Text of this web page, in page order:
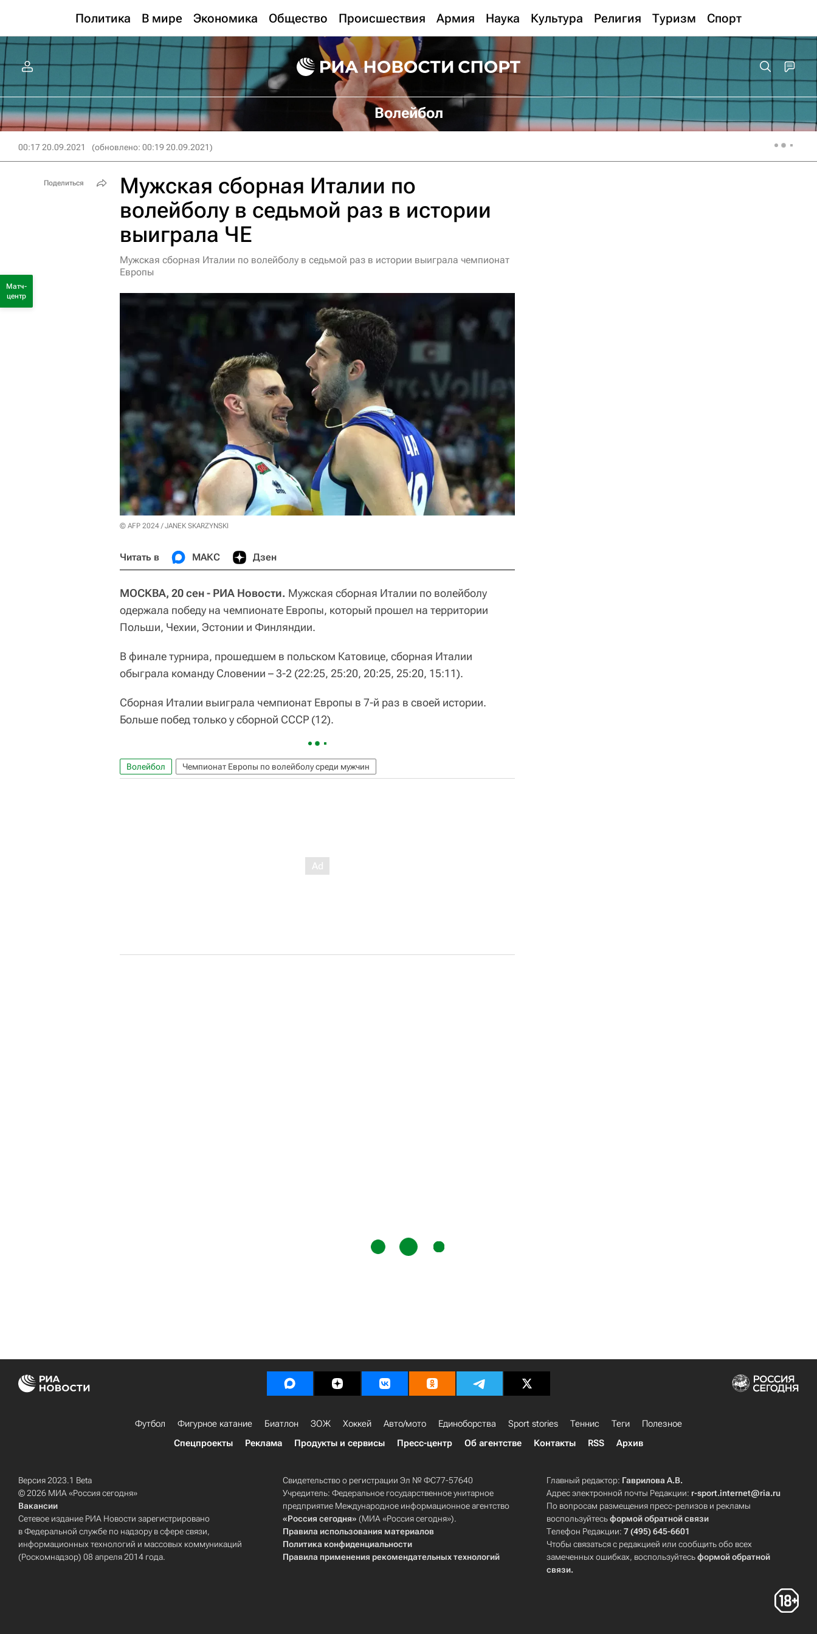
Политика В мире Экономика Общество Происшествия Армия Наука Культура Религия Туризм Спорт
Волейбол
00:17 20.09.2021 (обновлено: 00:19 20.09.2021)
Мужская сборная Италии по
волейболу в седьмой раз в истории
выиграла ЧЕ
Мужская сборная Италии по волейболу в седьмой раз в истории выиграла чемпионат
Европы
© AFP 2024 / JANEK SKARZYNSKI
Читать в МАКС Дзен
МОСКВА, 20 сен - РИА Новости. Мужская сборная Италии по волейболу
одержала победу на чемпионате Европы, который прошел на территории
Польши, Чехии, Эстонии и Финляндии.
В финале турнира, прошедшем в польском Катовице, сборная Италии
обыграла команду Словении – 3-2 (22:25, 25:20, 20:25, 25:20, 15:11).
Сборная Италии выиграла чемпионат Европы в 7-й раз в своей истории.
Больше побед только у сборной СССР (12).
Волейбол Чемпионат Европы по волейболу среди мужчин
Поделиться
Матч-
центр
Футбол Фигурное катание Биатлон ЗОЖ Хоккей Авто/мото Единоборства Sport stories Теннис Теги
Полезное
Спецпроекты
Реклама Продукты и сервисы Пресс-центр Об агентстве Контакты RSS Архив
Версия 2023.1 Beta
© 2026 МИА «Россия сегодня»
Вакансии
Сетевое издание РИА Новости зарегистрировано
в Федеральной службе по надзору в сфере связи,
информационных технологий и массовых коммуникаций
(Роскомнадзор) 08 апреля 2014 года.
Свидетельство о регистрации Эл № ФС77-57640
Учредитель: Федеральное государственное унитарное
предприятие Международное информационное агентство
«Россия сегодня» (МИА «Россия сегодня»).
Правила использования материалов
Политика конфиденциальности
Правила применения рекомендательных технологий
Главный редактор: Гаврилова А.В.
Адрес электронной почты Редакции: r-sport.internet@ria.ru
По вопросам размещения пресс-релизов и рекламы
воспользуйтесьформой обратной связи
Телефон Редакции:7 (495) 645-6601
Чтобы связаться с редакцией или сообщить обо всех
замеченных ошибках, воспользуйтесьформой обратной
связи.